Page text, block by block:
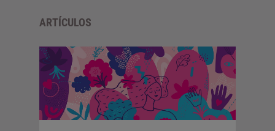
ARTÍCULOS